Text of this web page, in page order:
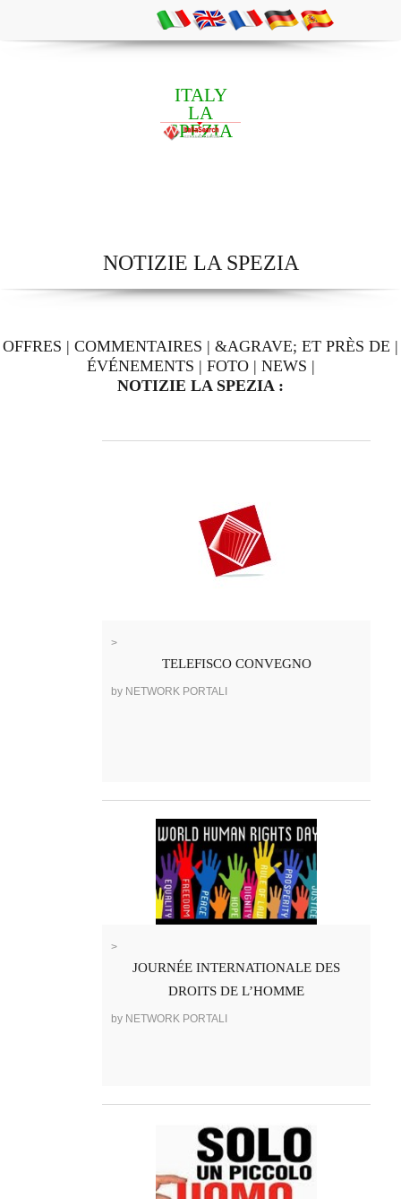
ITALY
LA
SPEZIA
NOTIZIE LA SPEZIA
OFFRES | COMMENTAIRES | &AGRAVE; ET PRÈS DE |
ÉVÉNEMENTS | FOTO| NEWS |
NOTIZIE LA SPEZIA :
>
TELEFISCO CONVEGNO
by NETWORK PORTALI
>
JOURNÉE INTERNATIONALE DES
DROITS DE L’HOMME
by NETWORK PORTALI